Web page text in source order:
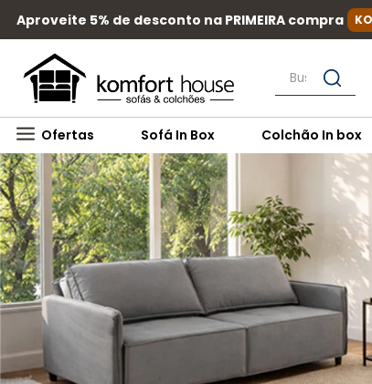
Produtos exclusivos em até 10X SEM JUROS!
Busque por
Ofertas Sofá In Box Colchão In box